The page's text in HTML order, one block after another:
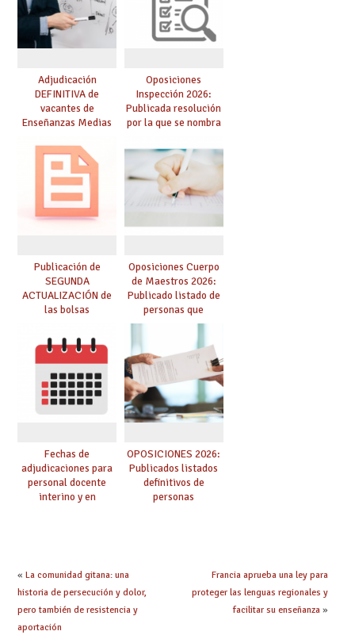
Adjudicación
DEFINITIVA de
vacantes de
Enseñanzas Medias
Oposiciones
Inspección 2026:
Publicada resolución
por la que se nombra
prácticas, se regulan
dichas prácticas y se
convoca acto público
de adjudicación
Publicación de
SEGUNDA
ACTUALIZACIÓN de
las bolsas
Cuerpo de Maestros
de especialidades
convocadas a
oposición
Oposiciones Cuerpo
de Maestros 2026:
Publicado listado de
personas que
adquieren nueva
especialidad
Fechas de
adjudicaciones para
personal docente
interino y en
OPOSICIONES 2026:
Publicados listados
definitivos de
personas
« La comunidad gitana: una
historia de persecución y dolor,
pero también de resistencia y
aportación
Francia aprueba una ley para
proteger las lenguas regionales y
facilitar su enseñanza»